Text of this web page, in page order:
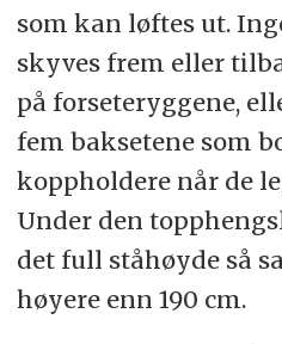
som kan løftes ut.
skyves frem eller
på forseteryggene,
fem baksetene som
koppholdere når de
Under den
det full ståhøyde så
høyere enn 190 cm.